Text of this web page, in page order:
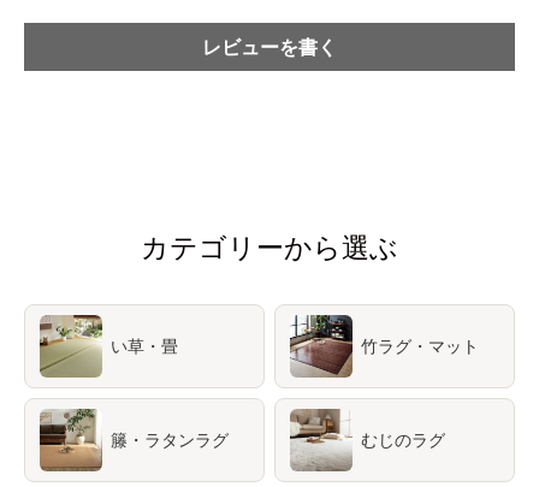
レビューを書く
カテゴリーから選ぶ
い草・畳 竹ラグ・マット
籐・ラタンラグ むじのラグ